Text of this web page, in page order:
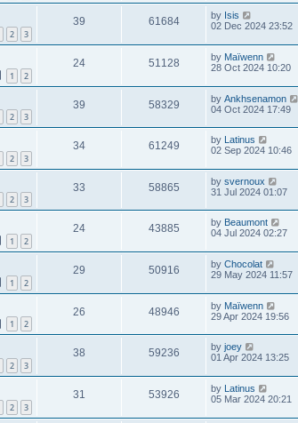
2 3
39 61684 by Isis
02 Dec 2024 23:52
1 2
24 51128 by Maïwenn
28 Oct 2024 10:20
2 3
39 58329 by Ankhsenamon
04 Oct 2024 17:49
2 3
34 61249 by Latinus
02 Sep 2024 10:46
2 3
33 58865 by svernoux
31 Jul 2024 01:07
1 2
24 43885 by Beaumont
04 Jul 2024 02:27
1 2
29 50916 by Chocolat
29 May 2024 11:57
1 2
26 48946 by Maïwenn
29 Apr 2024 19:56
2 3
38 59236 by joey
01 Apr 2024 13:25
2 3
31 53926 by Latinus
05 Mar 2024 20:21